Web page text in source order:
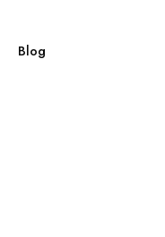
Blog